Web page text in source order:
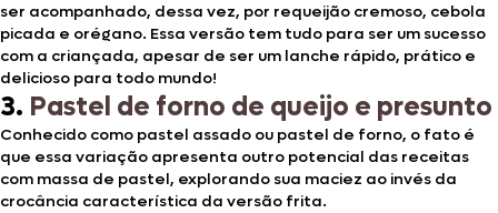
ser acompanhado, dessa vez, por requeijão cremoso, cebola
picada e orégano. Essa versão tem tudo para ser um sucesso
com a criançada, apesar de ser um lanche rápido, prático e
delicioso para todo mundo!
3. Pastel de forno de queijo e presunto
Conhecido como pastel assado ou pastel de forno, o fato é
que essa variação apresenta outro potencial das receitas
com massa de pastel, explorando sua maciez ao invés da
crocância característica da versão frita.